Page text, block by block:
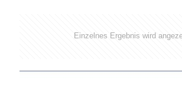
Einzelnes Ergebnis wird